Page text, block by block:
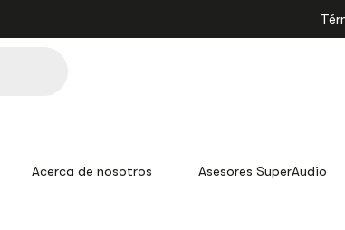
Acerca de nosotros Asesores SuperAudio